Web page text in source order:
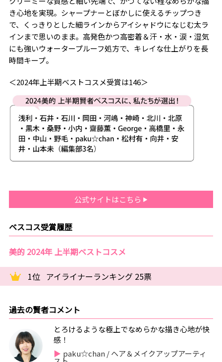
き心地を実現。シャープナーとぼかしに使えるチップつき
で、くっきりとした細ラインからアイシャドウになじむ太ラ
インまで思いのまま。高発色かつ高密着＆汗・水・涙・湿気
にも強いウォータープルーフ処方で、キレイな仕上がりを長
時間キープ。
＜2024年上半期ベストコスメ受賞は146＞
公式サイトはこちら
ベスコス受賞履歴
美的 2024年 上半期ベストコスメ
1位 アイライナーランキング 25票
過去の賢者コメント
とろけるような極上でなめらかな描き心地が快
感！
paku☆chan / ヘア＆メイクアップアーティ